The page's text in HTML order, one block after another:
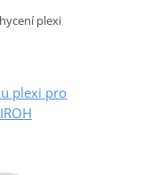
plexi
plexi pro